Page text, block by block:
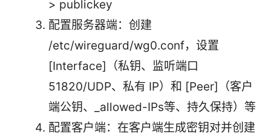
> publickey
配置服务器端：创建
/etc/wireguard/wg0.conf，设置
[Interface]（私钥、监听端口
51820/UDP、私有 IP）和 [Peer]（客户
端公钥、_allowed-IPs等、持久保持）等
配置客户端：在客户端生成密钥对并创建